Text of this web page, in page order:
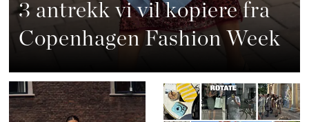
3 antrekk vi vil kopiere fra
Copenhagen Fashion Week